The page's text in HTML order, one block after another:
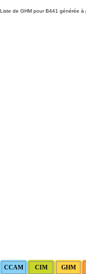
Liste de GHM pour B441 générée